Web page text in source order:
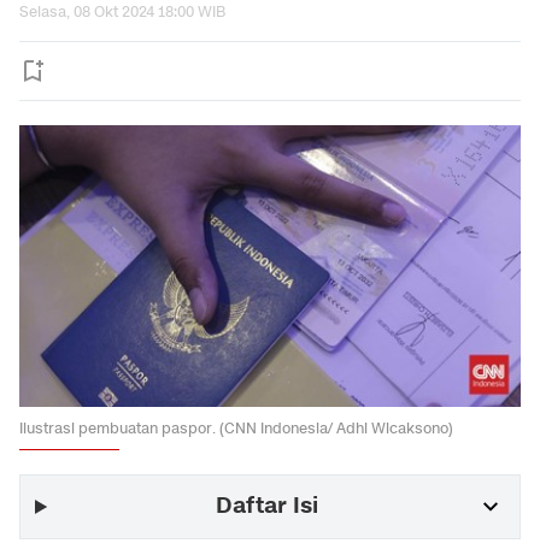
Selasa, 08 Okt 2024 18:00 WIB
Ilustrasi pembuatan paspor. (CNN Indonesia/ Adhi Wicaksono)
Daftar Isi